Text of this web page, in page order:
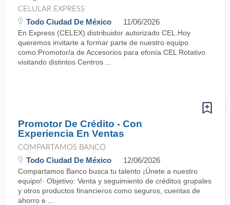
CELULAR EXPRESS
Todo Ciudad De México 11/06/2026
En Express (CELEX) distribuidor autorizado CEL.Hoy
queremos invitarte a formar parte de nuestro equipo
como:Promotor/a de Accesorios para efonía CEL Rotativo
visitando distintos Centros ...
Promotor De Crédito - Con
Experiencia En Ventas
COMPARTAMOS BANCO
Todo Ciudad De México 12/06/2026
Compartamos Banco busca tu talento ¡Únete a nuestro
equipo!· Objetivo: Venta y seguimiento de créditos grupales
y otros productos financieros como seguros, cuentas de
ahorro e ...